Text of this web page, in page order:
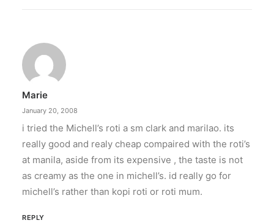
Marie
January 20, 2008
i tried the Michell’s roti a sm clark and marilao. its
really good and realy cheap compaired with the roti’s
at manila, aside from its expensive , the taste is not
as creamy as the one in michell’s. id really go for
michell’s rather than kopi roti or roti mum.
REPLY